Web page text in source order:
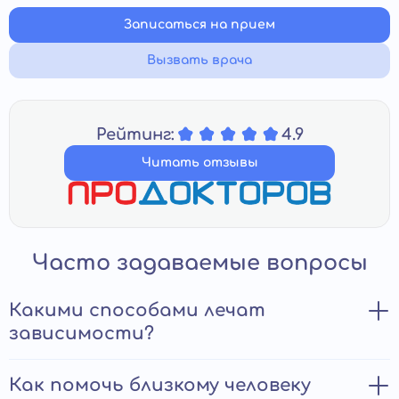
Записаться на прием
Вызвать врача
Рейтинг: 4.9
Читать отзывы
Часто задаваемые вопросы
Какими способами лечат
зависимости?
Выделяют несколько способов лечения зависимости:
Как помочь близкому человеку